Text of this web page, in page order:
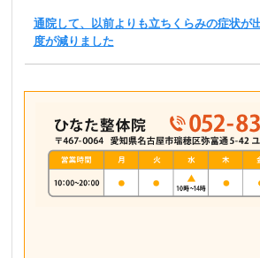
通院して、以前よりも立ちくらみの症状が
度が減りました